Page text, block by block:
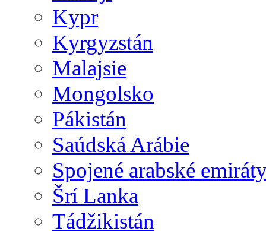
Kypr
Kyrgyzstán
Malajsie
Mongolsko
Pákistán
Saúdská Arábie
Spojené arabské
Šrí Lanka
Tádžikistán